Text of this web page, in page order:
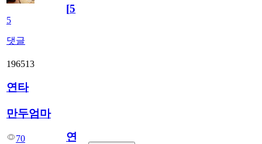
5
댓글
[5]
196513
연타
만두엄마
70
연